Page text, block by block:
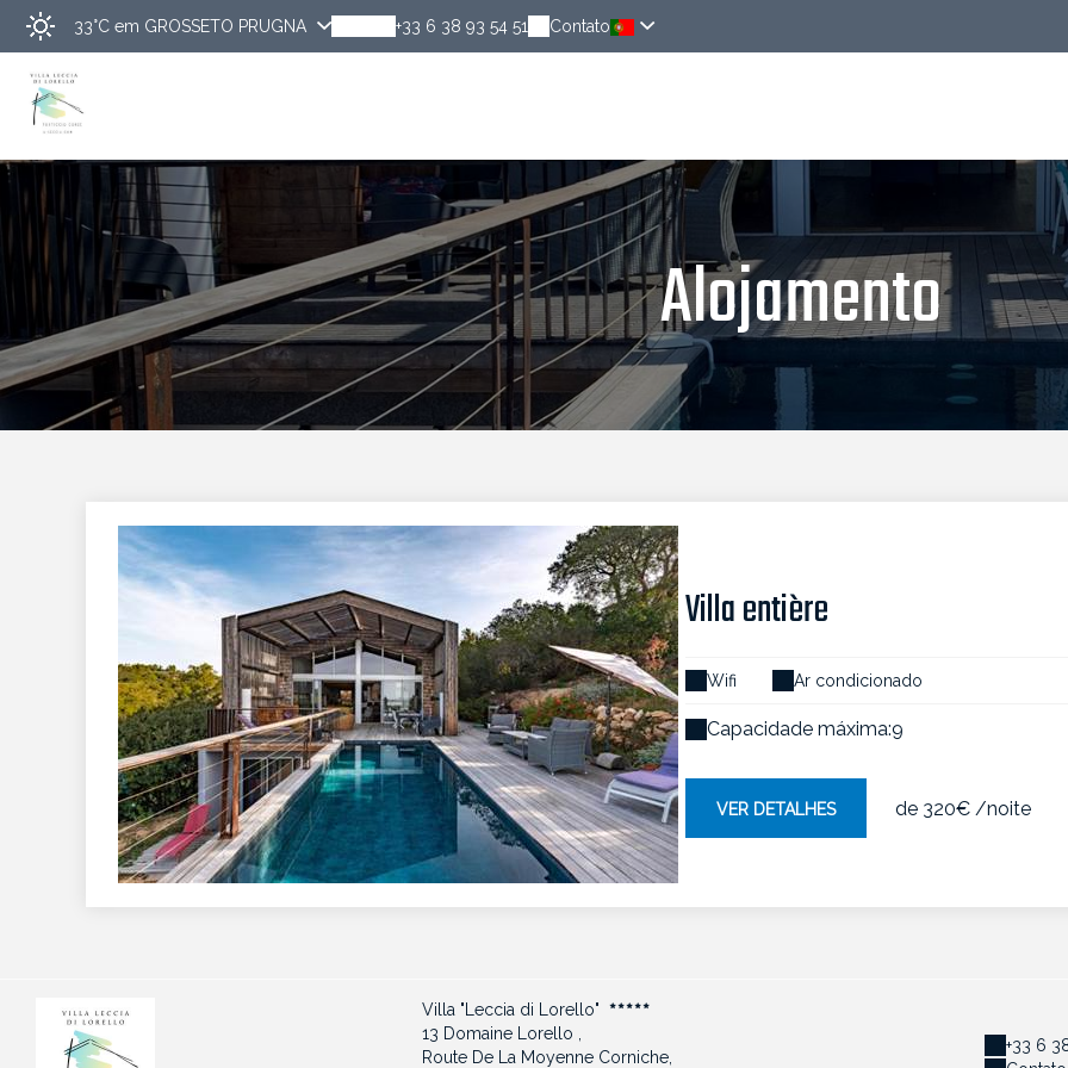
33°C em GROSSETO PRUGNA +33 6 38 93 54 51 Contato
Descobrir Alojamento
Alojamento
Villa entière
Wifi Ar condicionado
Capacidade máxima:9
VER DETALHES de 320€ /noite
Villa "Leccia di Lorello"
13 Domaine Lorello ,
Route De La Moyenne Corniche,
+33 6